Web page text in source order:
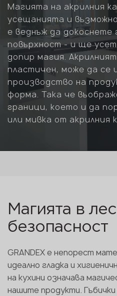
Магията на акрилния
усещанията и
е веднъж да докоснете
повърхност - и ще
допир магия. Акрилният
пластичен, може да се
производство на
форма. Така че
граници, което и да
или мивка от акрилния
Магията в
безопасност
GRANDEX е непорест
идеално гладка и
на кухини означава
нашите продукти.